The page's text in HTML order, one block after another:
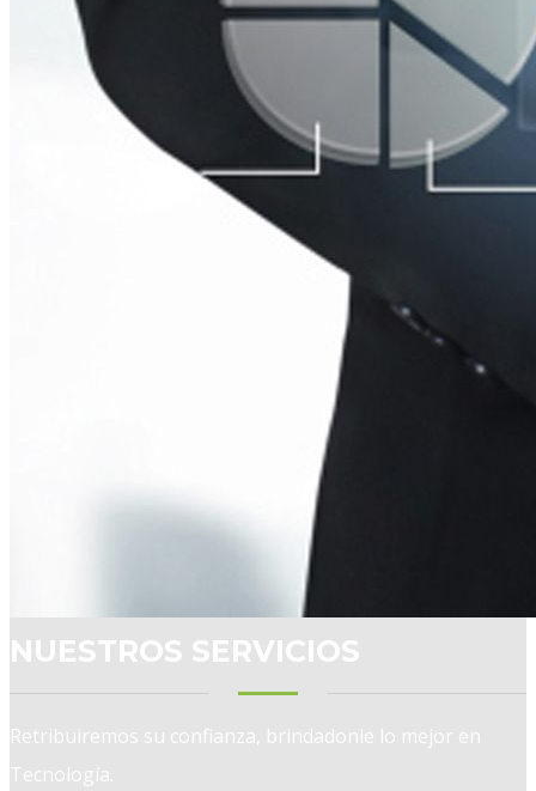
NUESTROS SERVICIOS
Retribuiremos su confianza, brindadonle lo mejor en
Tecnología.